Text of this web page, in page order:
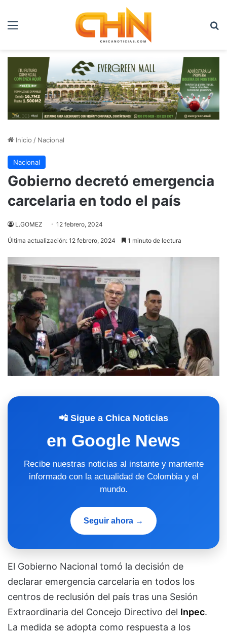
Menú
Inicio / Nacional
Nacional
Gobierno decretó emergencia
carcelaria en todo el país
L.GOMEZ 12 febrero, 2024
Última actualización: 12 febrero, 2024 1 minuto de lectura
📲 Sigue a Chica Noticias
en Google News
Recibe nuestras noticias al instante y mantente
informado con la actualidad de Colombia y el
mundo.
Seguir ahora →
El Gobierno Nacional tomó la decisión de
declarar emergencia carcelaria en todos los
centros de reclusión del país tras una Sesión
Extraordinaria del Concejo Directivo del Inpec.
La medida se adopta como respuesta a los